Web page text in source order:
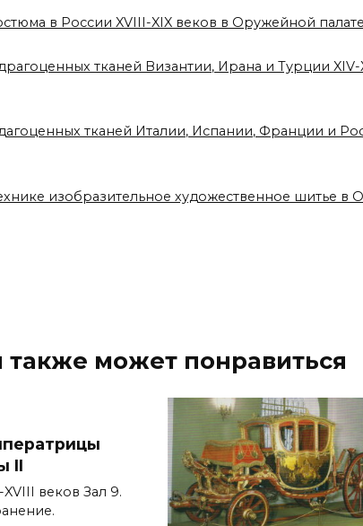
в России XVIII-XIX веков в Оружейной
тканей Византии, Ирана и Турции
тканей Италии, Испании, Франции и
изобразительное художественное шитье в
также может понравиться
II
веков Зал 9.